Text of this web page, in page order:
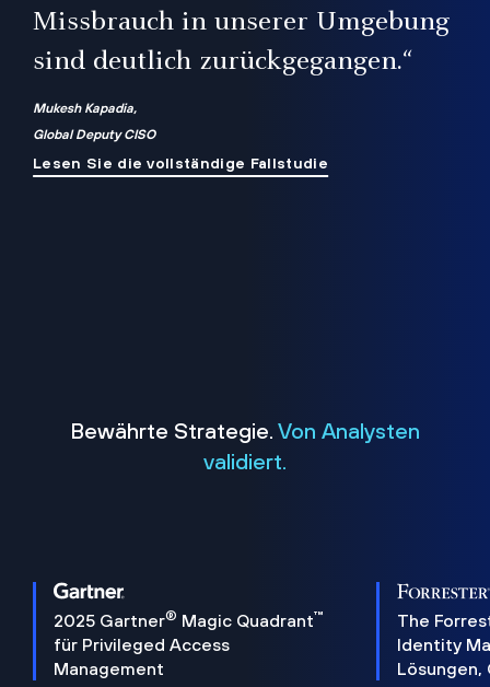
Missbrauch in unserer Umgebung
sind deutlich zurückgegangen.“
Mukesh Kapadia,
Global Deputy CISO
Lesen Sie die vollständige Fallstudie
Bewährte Strategie. Von Analysten
validiert.
2025 Gartner® Magic Quadrant™
für Privileged Access
Management
The
Identity
Lösungen,